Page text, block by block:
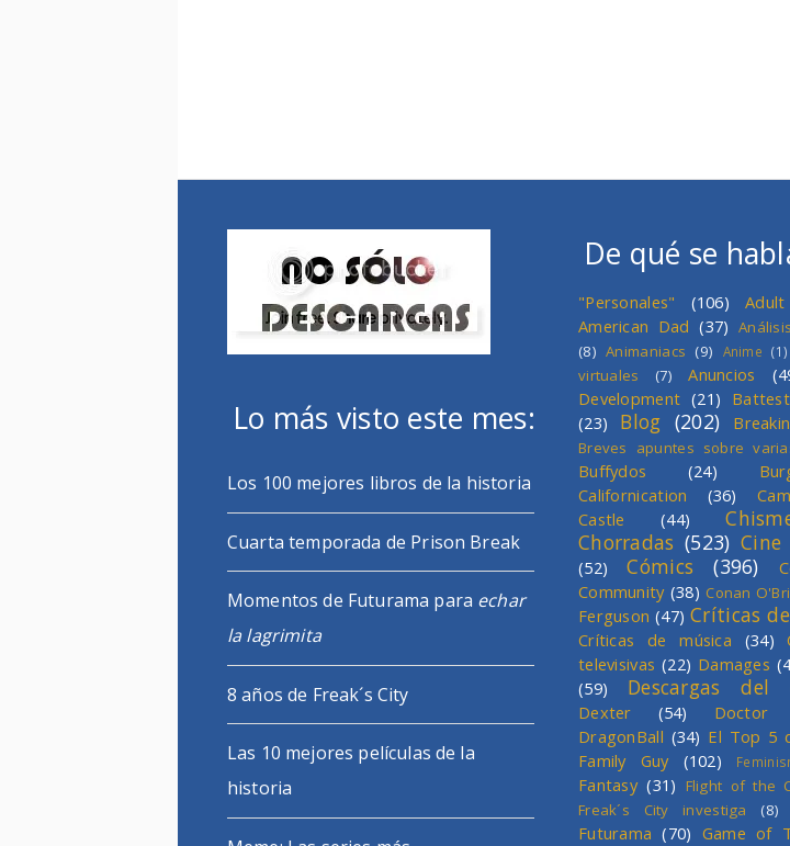
Lo más visto este mes:
Los 100 mejores libros de la historia
Cuarta temporada de Prison Break
Momentos de Futurama para echar
la lagrimita
8 años de Freak´s City
Las 10 mejores películas de la
historia
De qué se
"Personales" (106)
American Dad (37)
(8) Animaniacs (9) Anime (1)
virtuales
(7) Anuncios
Development (21)
(23)
Blog (202)
Breves apuntes sobre
Buffydos (24)
Californication
(36)
Castle
(44)
Chorradas (523) Cine
(52)
Cómics (396)
Community (38) Conan
Ferguson (47) Críticas
Críticas de música (34)
televisivas (22) Damages
(59)
Descargas del
Dexter (54) Doctor
DragonBall (34) El Top 5
Family Guy
(102)
Fantasy (31) Flight of the
Freak´s City investiga
(8)
Futurama (70) Game of